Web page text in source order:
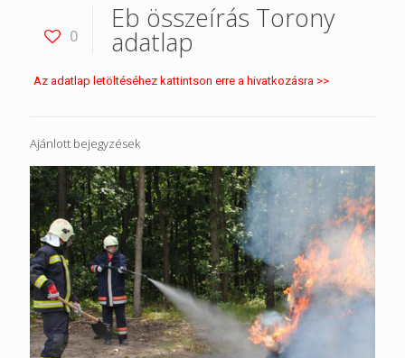
0
Eb összeírás Torony
adatlap
Az adatlap letöltéséhez kattintson erre a hivatkozásra >>
Ajánlott bejegyzések